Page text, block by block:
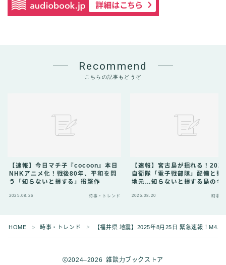
Recommend
こちらの記事もどうぞ
【速報】今日マチ子『cocoon』本日
NHKアニメ化！戦後80年、平和を問
う「知らないと損する」衝撃作
2025.08.26 時事・トレンド
【速報】宮古島が揺れる！
自衛隊「電子戦部隊」配備と緊
地元…知らないと損する島の今
2025.08.20 時事・
HOME ＞ 時事・トレンド ＞ 【福井県 地震】2025年8月25日 緊急速報！
2024–2026 雑談力ブックストア